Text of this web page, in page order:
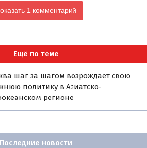
1 комментарий
Ещё по теме
шаг за шагом возрождает свою
политику в Азиатско-
регионе
Последние новости